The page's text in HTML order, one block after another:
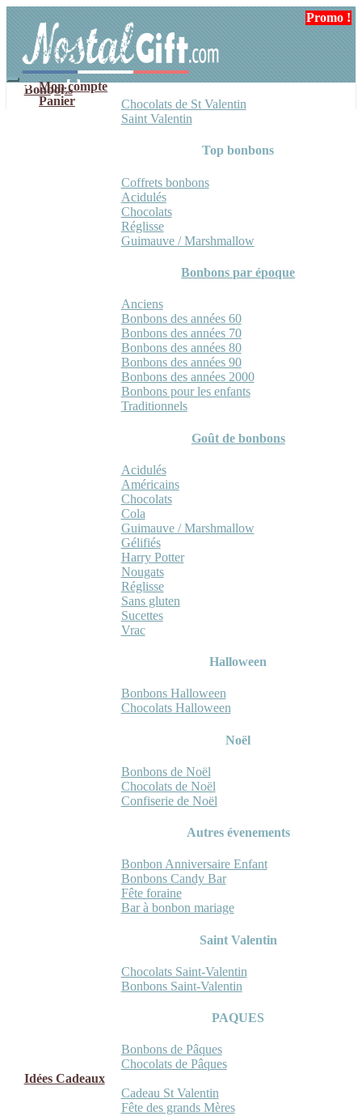
navigation
contenu
Mon compte
Panier
Bonbons
Chocolats de St Valentin
Saint Valentin
Top bonbons
Coffrets bonbons
Acidulés
Chocolats
Réglisse
Guimauve / Marshmallow
Bonbons par époque
Anciens
Bonbons des années 60
Bonbons des années 70
Bonbons des années 80
Bonbons des années 90
Bonbons des années 2000
Bonbons pour les enfants
Traditionnels
Goût de bonbons
Acidulés
Américains
Chocolats
Cola
Guimauve / Marshmallow
Gélifiés
Harry Potter
Nougats
Réglisse
Sans gluten
Sucettes
Vrac
Halloween
Bonbons Halloween
Chocolats Halloween
Noël
Bonbons de Noël
Chocolats de Noël
Confiserie de Noël
Autres évenements
Bonbon Anniversaire Enfant
Bonbons Candy Bar
Fête foraine
Bar à bonbon mariage
Saint Valentin
Chocolats Saint-Valentin
Bonbons Saint-Valentin
PAQUES
Bonbons de Pâques
Chocolats de Pâques
Idées Cadeaux
Cadeau St Valentin
Fête des grands Mères
Promo !